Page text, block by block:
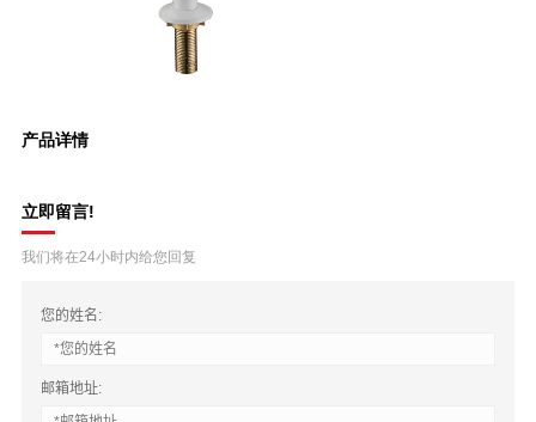
产品详情
立即留言!
我们将在24小时内给您回复
您的姓名:
邮箱地址: